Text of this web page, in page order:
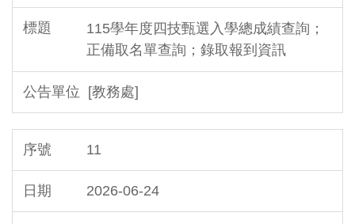
115學年度四技甄選入學總成績查詢；
正備取名單查詢；錄取報到資訊
[教務處]
11
2026-06-24